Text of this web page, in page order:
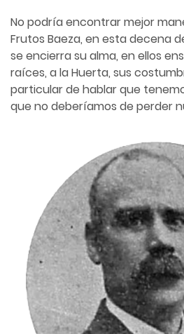
No podría encontrar mejor
Frutos Baeza, en esta decena
se encierra su alma, en ellos
raíces, a la Huerta, sus
particular de hablar que
que no deberíamos de perder